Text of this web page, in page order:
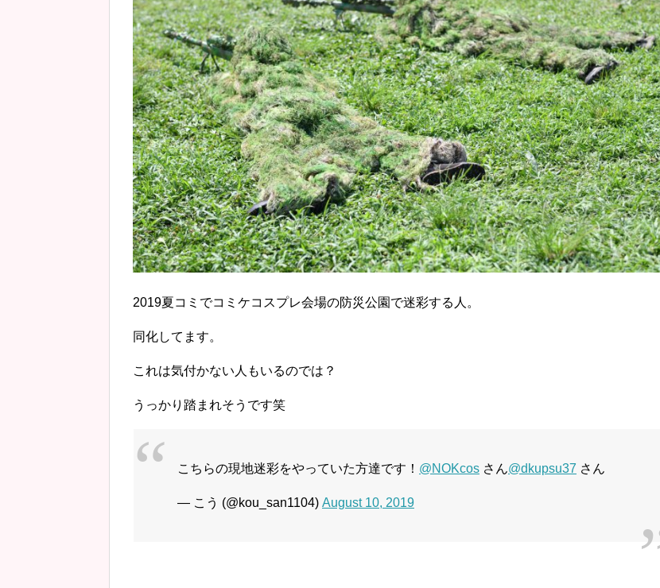
2019夏コミでコミケコスプレ会場の防災公園で迷彩する人。
同化してます。
これは気付かない人もいるのでは？
うっかり踏まれそうです笑
こちらの現地迷彩をやっていた方達です！ @NOKcos さん@dkupsu37 さん
— こう (@kou_san1104) August 10, 2019